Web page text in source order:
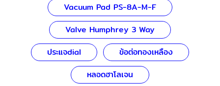
Vacuum Pad PS-8A-M-F
Valve Humphrey 3 Way
ประแจdial
ข้อต่อทองเหลือง
หลอดฮาโลเจน